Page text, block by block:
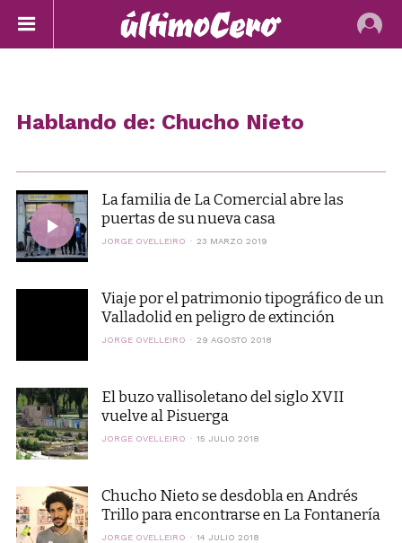
Hablando de: Chucho Nieto
La familia de La Comercial abre las
puertas de su nueva casa
JORGE OVELLEIRO 23 MARZO 2019
Viaje por el patrimonio tipográfico de un
Valladolid en peligro de extinción
JORGE OVELLEIRO 29 AGOSTO 2018
El buzo vallisoletano del siglo XVII
vuelve al Pisuerga
JORGE OVELLEIRO 15 JULIO 2018
Chucho Nieto se desdobla en Andrés
Trillo para encontrarse en La Fontanería
JORGE OVELLEIRO 14 JULIO 2018